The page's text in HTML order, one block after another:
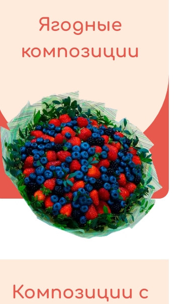
Ягодные
композиции
Композиции с